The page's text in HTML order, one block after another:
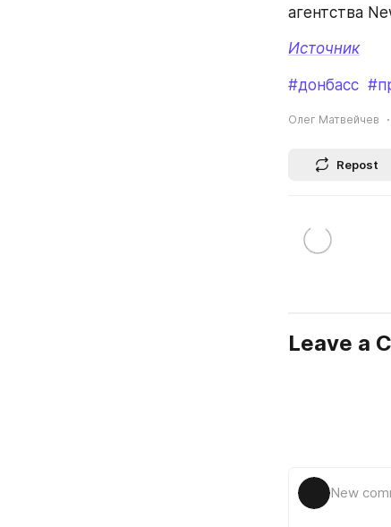
агентства
Источник
#донбасс
Олег Матвейчев
Repost
Leave a